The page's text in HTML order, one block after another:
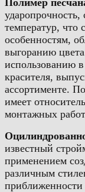
температур, что
особенностям,
выгоранию
использованию
красителя,
ассортименте.
имеет
монтажных
известный
применением
различным
приближенности